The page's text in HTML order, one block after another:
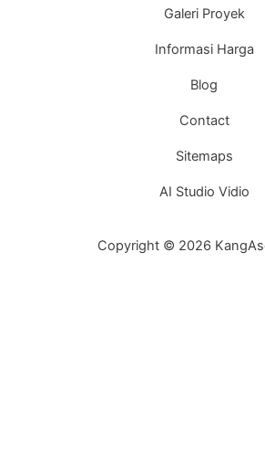
Galeri Proyek
Informasi Harga
Blog
Contact
Sitemaps
AI Studio Vidio
Copyright © 2026